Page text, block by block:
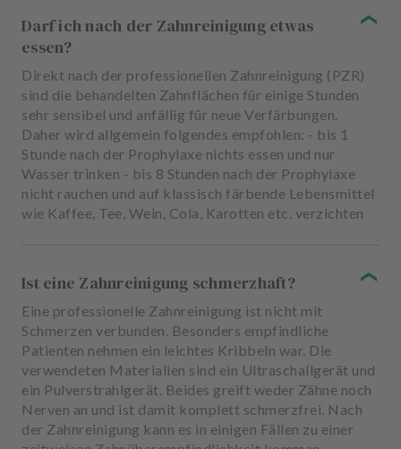
Darf ich nach der Zahnreinigung etwas
essen?
Direkt nach der professionellen Zahnreinigung (PZR)
sind die behandelten Zahnflächen für einige Stunden
sehr sensibel und anfällig für neue Verfärbungen.
Daher wird allgemein folgendes empfohlen: - bis 1
Stunde nach der Prophylaxe nichts essen und nur
Wasser trinken - bis 8 Stunden nach der Prophylaxe
nicht rauchen und auf klassisch färbende Lebensmittel
wie Kaffee, Tee, Wein, Cola, Karotten etc. verzichten
Ist eine Zahnreinigung schmerzhaft?
Eine professionelle Zahnreinigung ist nicht mit
Schmerzen verbunden. Besonders empfindliche
Patienten nehmen ein leichtes Kribbeln war. Die
verwendeten Materialien sind ein Ultraschallgerät und
ein Pulverstrahlgerät. Beides greift weder Zähne noch
Nerven an und ist damit komplett schmerzfrei. Nach
der Zahnreinigung kann es in einigen Fällen zu einer